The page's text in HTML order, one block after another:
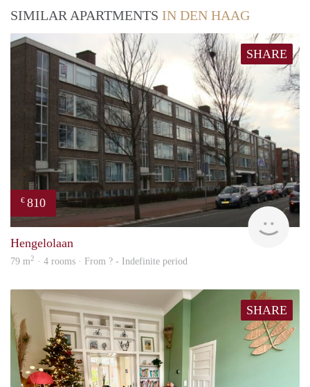
SIMILAR APARTMENTS IN DEN HAAG
SHARE
€ 810
Hengelolaan
79 m2 · 4 rooms · From ? - Indefinite period
SHARE